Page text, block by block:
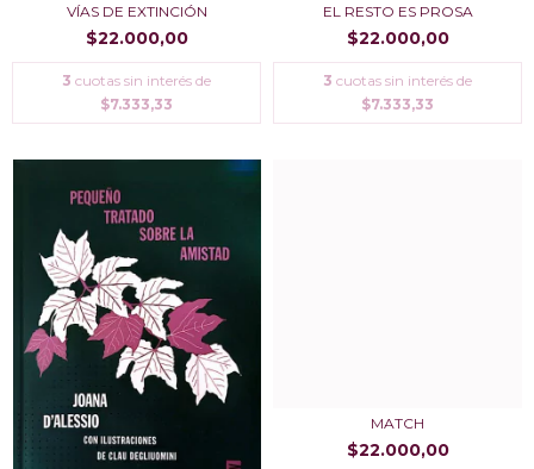
VÍ­AS DE EXTINCIÓN
$22.000,00
3 cuotas sin interés de
$7.333,33
EL RESTO ES PROSA
$22.000,00
3 cuotas sin interés de
$7.333,33
MATCH
$22.000,00